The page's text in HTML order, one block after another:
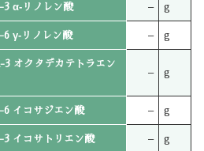
3 α‐リノレン酸 – g
γ‐リノレン酸 – g
3 オクタデカテトラエン
– g
6 イコサジエン酸 – g
3 イコサトリエン酸 – g